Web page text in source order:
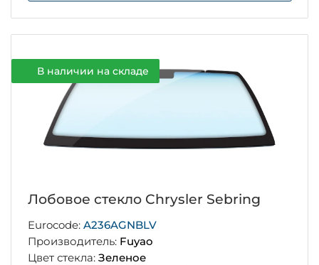
В наличии на складе
Лобовое стекло Chrysler Sebring
Eurocode: A236AGNBLV
Производитель: Fuyao
Цвет стекла: Зеленое